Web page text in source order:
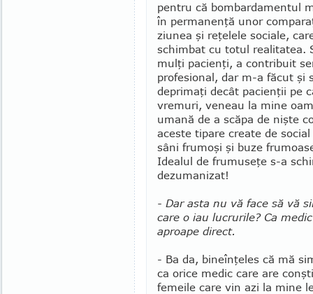
pentru că bombardamentul
în permanenţă unor
ziunea şi reţelele sociale,
schimbat cu totul realitatea.
mulţi pacienţi, a contribuit
profesional, dar m-a făcut şi
deprimaţi decât pacienţii pe
vremuri, veneau la mine
umană de a scăpa de nişte
aceste tipare create de
sâni frumoşi şi buze
Idealul de frumuseţe s-a
dezumanizat!
- Dar asta nu vă face să vă
care o iau lucrurile? Ca
aproape direct.
- Ba da, bineînţeles că mă
ca orice medic care are
femeile care vin azi la mine